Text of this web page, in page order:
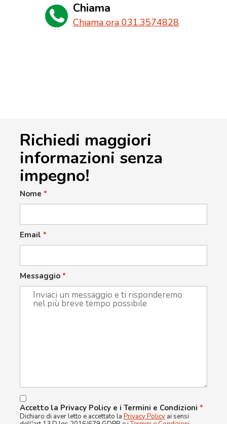
Chiama
Chiama ora 031.3574828
Richiedi maggiori
informazioni senza
impegno!
Nome *
Email *
Messaggio *
Accetto la Privacy Policy e i Termini e Condizioni *
Dichiaro di aver letto e accettato la Privacy Policy ai sensi